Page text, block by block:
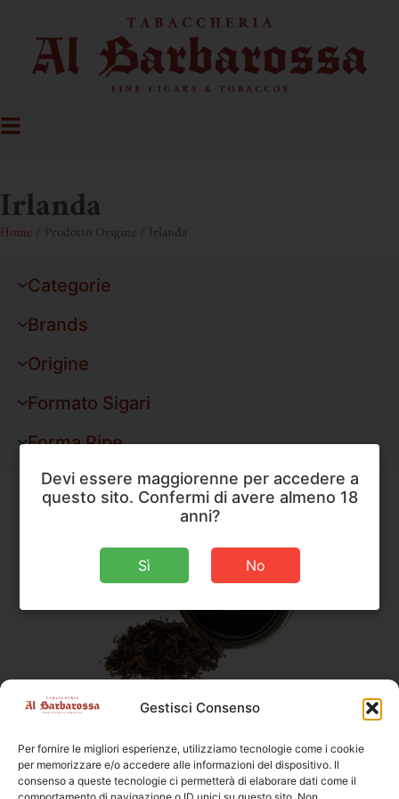
Gestisci Consenso
Per fornire le migliori esperienze, utilizziamo tecnologie come i cookie
per memorizzare e/o accedere alle informazioni del dispositivo. Il
consenso a queste tecnologie ci permetterà di elaborare dati come il
Irlanda
Home / Prodotto Origine / Irlanda
Categorie
Brands
Origine
Formato Sigari
Forma Pipe
Peterson,Tabacco da Pipa
Peterson Luxury Blend
Peso
50 g
Devi essere maggiorenne per accedere a
questo sito. Confermi di avere almeno 18
anni?
Sì No